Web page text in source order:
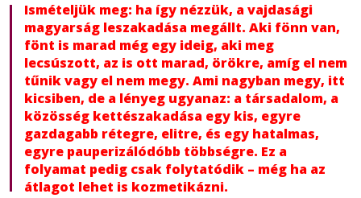
Ismételjük meg: ha így nézzük, a vajdasági
magyarság leszakadása megállt. Aki fönn van,
fönt is marad még egy ideig, aki meg
lecsúszott, az is ott marad, örökre, amíg el nem
tűnik vagy el nem megy. Ami nagyban megy, itt
kicsiben, de a lényeg ugyanaz: a társadalom, a
közösség kettészakadása egy kis, egyre
gazdagabb rétegre, elitre, és egy hatalmas,
egyre pauperizálódóbb többségre. Ez a
folyamat pedig csak folytatódik – még ha az
átlagot lehet is kozmetikázni.